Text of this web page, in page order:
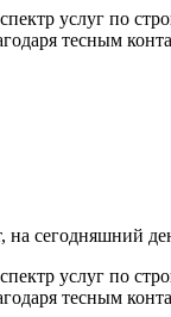
услуг по
тесным
на сегодняшний
услуг по
тесным